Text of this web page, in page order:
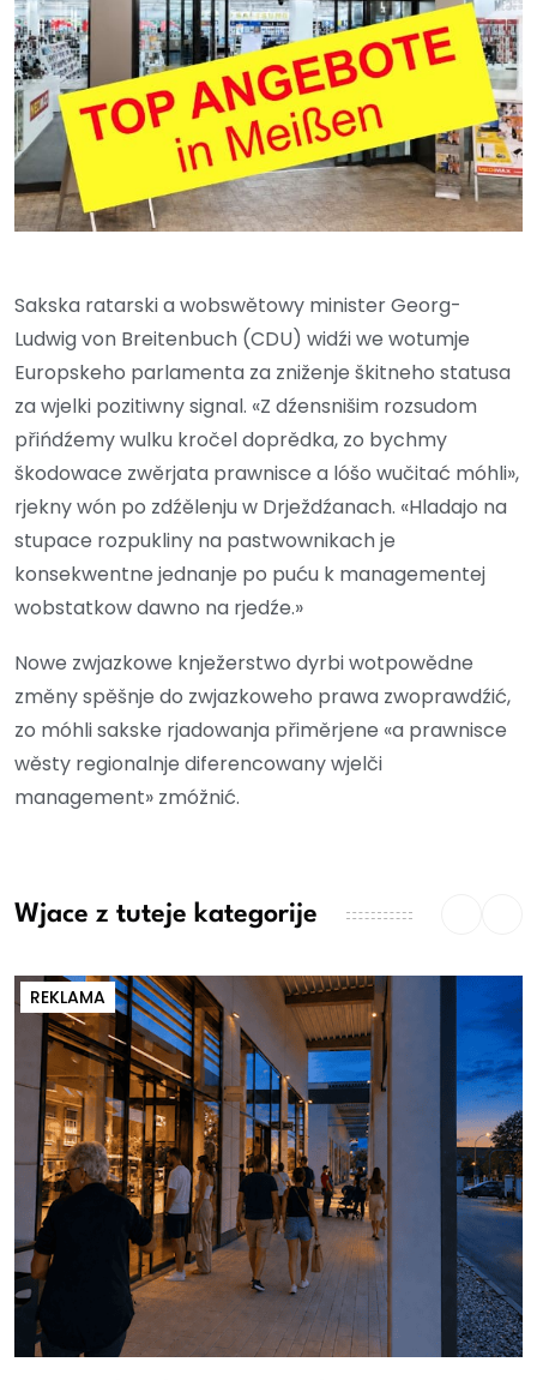
Sakska ratarski a wobswětowy minister Georg-
Ludwig von Breitenbuch (CDU) widźi we wotumje
Europskeho parlamenta za zniženje škitneho statusa
za wjelki pozitiwny signal. «Z dźensnišim rozsudom
přińdźemy wulku kročel doprědka, zo bychmy
škodowace zwěrjata prawnisce a lóšo wučitać móhli»,
rjekny wón po zdźělenju w Drježdźanach. «Hladajo na
stupace rozpukliny na pastwownikach je
konsekwentne jednanje po puću k managementej
wobstatkow dawno na rjedźe.»
Nowe zwjazkowe knježerstwo dyrbi wotpowědne
změny spěšnje do zwjazkoweho prawa zwoprawdźić,
zo móhli sakske rjadowanja přiměrjene «a prawnisce
wěsty regionalnje diferencowany wjelči
management» zmóžnić.
Wjace z tuteje kategorije
REKLAMA